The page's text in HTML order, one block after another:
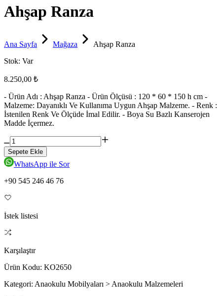
Ahşap Ranza
Ana Sayfa Mağaza
Ahşap Ranza
Stok: Var
8.250,00 ₺
- Ürün Adı : Ahşap Ranza - Ürün Ölçüsü : 120 * 60 * 150 h cm -
Malzeme: Dayanıklı Ve Kullanıma Uygun Ahşap Malzeme. - Renk :
İstenilen Renk Ve Ölçüde İmal Edilir. - Boya Su Bazlı Kanserojen
Madde İçermez.
Sepete Ekle
WhatsApp ile Sor
+90 545 246 46 76
İstek listesi
Karşılaştır
Ürün Kodu: KO2650
Kategori: Anaokulu Mobilyaları > Anaokulu Malzemeleri